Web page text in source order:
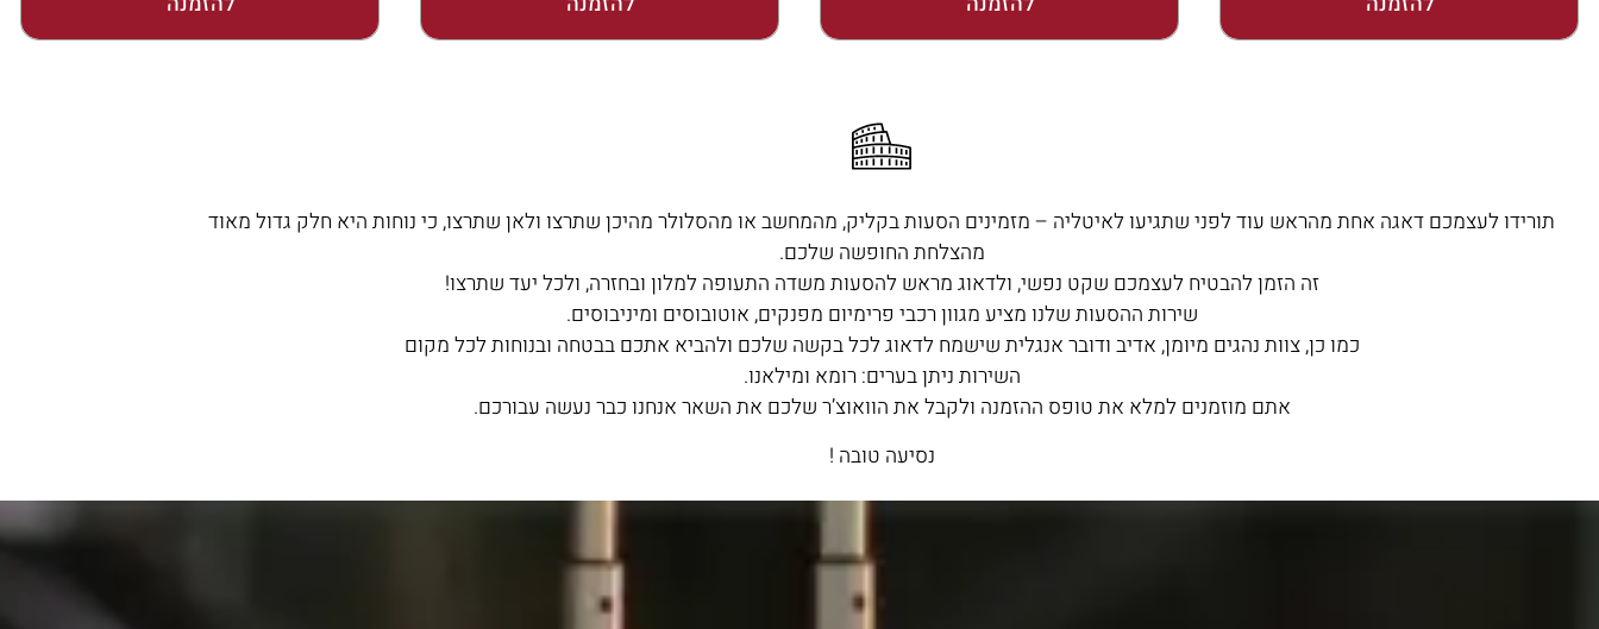
תורידו לעצמכם דאגה אחת מהראש עוד לפני שתגיעו לאיטליה – מזמינים הסעות בקליק, מהמחשב או מהסלולר מהיכן שתרצו ולאן שתרצו, כי נוחות היא חלק גדול מאוד
מהצלחת החופשה שלכם.
זה הזמן להבטיח לעצמכם שקט נפשי, ולדאוג מראש להסעות משדה התעופה למלון ובחזרה, ולכל יעד שתרצו!
שירות ההסעות שלנו מציע מגוון רכבי פרימיום מפנקים, אוטובוסים ומיניבוסים.
כמו כן, צוות נהגים מיומן, אדיב ודובר אנגלית שישמח לדאוג לכל בקשה שלכם ולהביא אתכם בבטחה ובנוחות לכל מקום
השירות ניתן בערים: רומא ומילאנו.
אתם מוזמנים למלא את טופס ההזמנה ולקבל את הוואוצ’ר שלכם את השאר אנחנו כבר נעשה עבורכם.
נסיעה טובה !